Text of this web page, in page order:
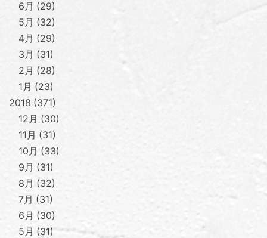
6月
29
5月
32
4月
29
3月
31
2月
28
1月
23
2018 371
12月
30
11月
31
10月
33
9月
31
8月
32
7月
31
6月
30
5月
31